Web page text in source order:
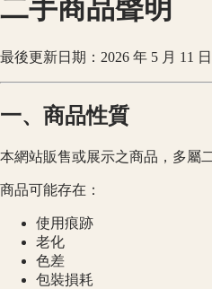
二手商品聲明
最後更新日期：2026 年 5 月 11 日
一、商品性質
本網站販售或展示之商品，多屬
商品可能存在：
使用痕跡
老化
色差
包裝損耗